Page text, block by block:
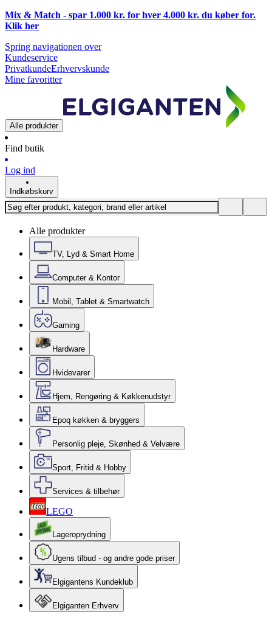
Mix & Match - spar 1.000 kr. for hver 4.000 kr. du køber for.
Klik her
Spring navigationen over
Kundeservice
PrivatkundeErhvervskunde
Mine favoritter
Alle produkter
Find butik
Log ind
Indkøbskurv
Alle produkter
TV, Lyd & Smart Home
Computer & Kontor
Mobil, Tablet & Smartwatch
Gaming
Hardware
Hvidevarer
Hjem, Rengøring & Køkkenudstyr
Epoq køkken & bryggers
Personlig pleje, Skønhed & Velvære
Sport, Fritid & Hobby
Services & tilbehør
LEGO
Lageroprydning
Ugens tilbud - og andre gode priser
Elgigantens Kundeklub
Elgiganten Erhverv